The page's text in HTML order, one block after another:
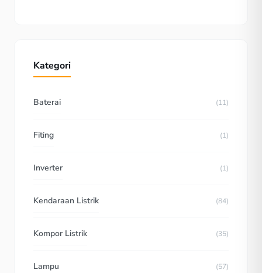
Kategori
Baterai (11)
Fiting (1)
Inverter (1)
Kendaraan Listrik (84)
Kompor Listrik (35)
Lampu (57)